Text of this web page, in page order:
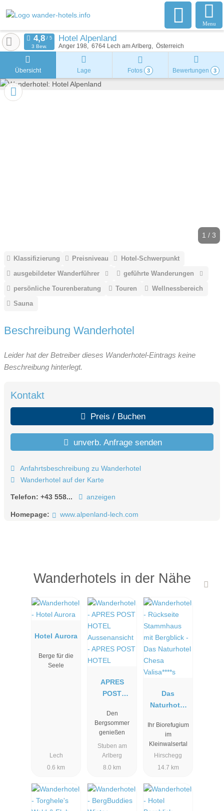
Menu
Hotel Alpenland
Anger 198 6764 Lech am Arlberg Österreich
3 Bew.
Übersicht Lage Fotos 3 Bewertungen 3
1 / 3
Klassifizierung Preisniveau
Hotel-Schwerpunkt
ausgebildeter Wanderführer
geführte Wanderungen
persönliche Tourenberatung
Touren
Wellnessbereich
Sauna
Beschreibung Wanderhotel
Leider hat der Betreiber dieses Wanderhotel-Eintrags keine
Beschreibung hinterlegt.
Kontakt
Preis / Buchen
unverb. Anfrage senden
Anfahrtsbeschreibung zu Wanderhotel
Wanderhotel auf der Karte
Telefon: +43 558... anzeigen
Homepage: www.alpenland-lech.com
Wanderhotels in der Nähe
Hotel Aurora
Berge für die
Seele
Lech
0.6 km
APRES
POST
Den
Bergsommer
genießen
Stuben am
Arlberg
8.0 km
Das
Naturhotel
Valisa****s
Ihr Biorefugium
im
Kleinwalsertal
Hirschegg
14.7 km